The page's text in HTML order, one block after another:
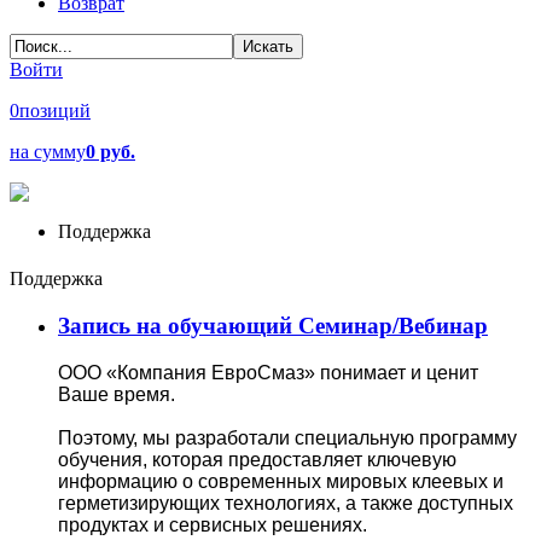
Войти
0позиций
на сумму0 руб.
Поддержка
Поддержка
Запись на обучающий Семинар/Вебинар
ООО «Компания ЕвроСмаз» понимает и ценит
Ваше время.
Поэтому, мы разработали специальную программу
обучения, которая предоставляет ключевую
информацию о современных мировых клеевых и
герметизирующих технологиях, а также доступных
продуктах и сервисных решениях.